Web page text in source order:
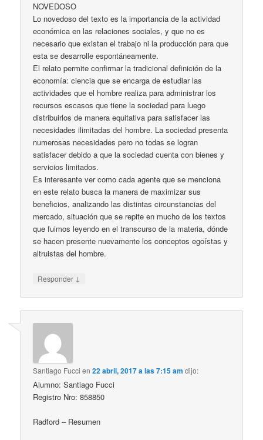
NOVEDOSO
Lo novedoso del texto es la importancia de la actividad
económica en las relaciones sociales, y que no es
necesario que existan el trabajo ni la producción para que
esta se desarrolle espontáneamente.
El relato permite confirmar la tradicional definición de la
economía: ciencia que se encarga de estudiar las
actividades que el hombre realiza para administrar los
recursos escasos que tiene la sociedad para luego
distribuirlos de manera equitativa para satisfacer las
necesidades ilimitadas del hombre. La sociedad presenta
numerosas necesidades pero no todas se logran
satisfacer debido a que la sociedad cuenta con bienes y
servicios limitados.
Es interesante ver como cada agente que se menciona
en este relato busca la manera de maximizar sus
beneficios, analizando las distintas circunstancias del
mercado, situación que se repite en mucho de los textos
que fuimos leyendo en el transcurso de la materia, dónde
se hacen presente nuevamente los conceptos egoístas y
altruistas del hombre.
Responder ↓
Santiago Fucci en22 abril, 2017 a las 7:15 am dijo:
Alumno: Santiago Fucci
Registro Nro: 858850
Radford – Resumen